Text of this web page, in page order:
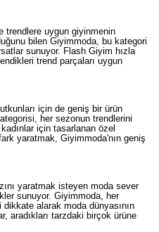
trendlere uygun giyinmenin
bilen Giyimmoda, bu kategori
sunuyor. Flash Giyim hızla
trend parçaları uygun
için de geniş bir ürün
her sezonun trendlerini
için tasarlanan özel
yaratmak, Giyimmoda'nın geniş
yaratmak isteyen moda sever
sunuyor. Giyimmoda, her
alarak moda dünyasının
aradıkları tarzdaki birçok ürüne